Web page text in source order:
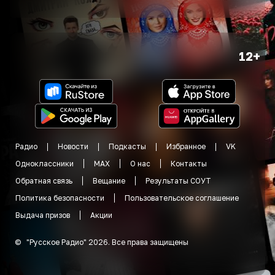
12+
Радио Новости Подкасты Избранное
VK
Одноклассники
MAX О нас
Контакты
Обратная связь
Вещание
Результаты СОУТ
Политика безопасности
Пользовательское соглашение
Выдача призов
Акции
© "Русское Радио" 2026. Все права защищены